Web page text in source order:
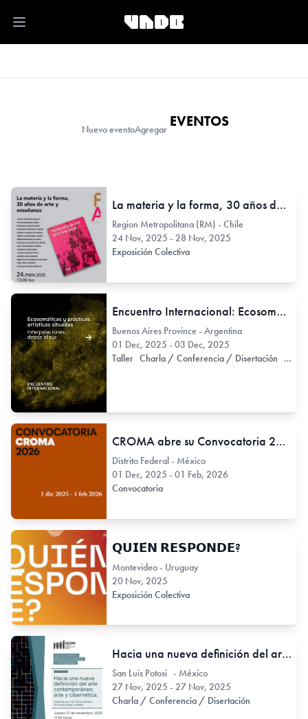
Open main menu
Nuevo eventoAgregar EVENTOS
La materia y la forma, 30 años de arte y enseñanza
Region Metropolitana (RM) - Chile
24 Nov, 2025 - 28 Nov, 2025
Exposición Colectiva
Encuentro Internacional: Ecosomáticas y prácticas artísticas situadas. Interpretaciones desde el sur.
Buenos Aires Province - Argentina
01 Dec, 2025 - 03 Dec, 2025
Taller Charla / Conferencia / Disertación
CROMA abre su Convocatoria 2026
Distrito Federal - México
01 Dec, 2025 - 01 Feb, 2026
Convocatoria
𝗤𝗨𝗜𝗘́𝗡 𝗥𝗘𝗦𝗣𝗢𝗡𝗗𝗘?
Montevideo - Uruguay
20 Nov, 2025
Exposición Colectiva
Hacia una nueva definición del arte contemporáneo: arte y cibernética
San Luis Potosi - México
27 Nov, 2025 - 27 Nov, 2025
Charla / Conferencia / Disertación